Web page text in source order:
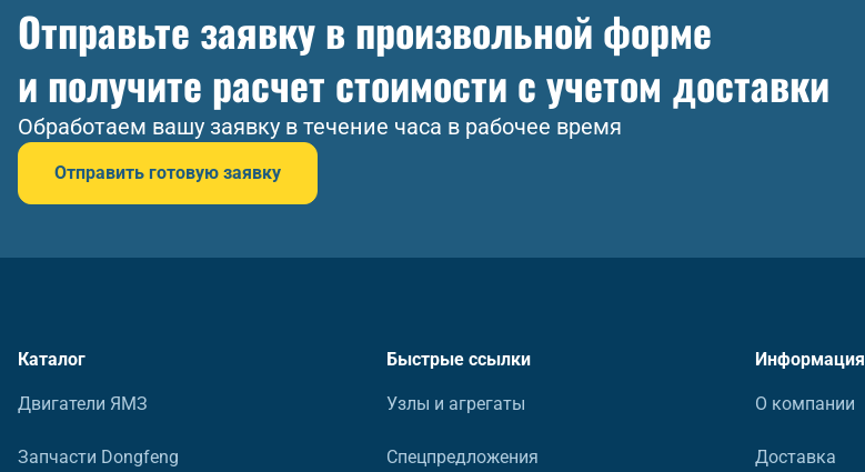
Отправьте заявку в произвольной форме
и получите расчет стоимости с учетом доставки
Обработаем вашу заявку в течение часа в рабочее время
Отправить готовую заявку
Каталог
Двигатели ЯМЗ
Запчасти Dongfeng
Быстрые ссылки
Узлы и агрегаты
Спецпредложения
Информация
О компании
Доставка